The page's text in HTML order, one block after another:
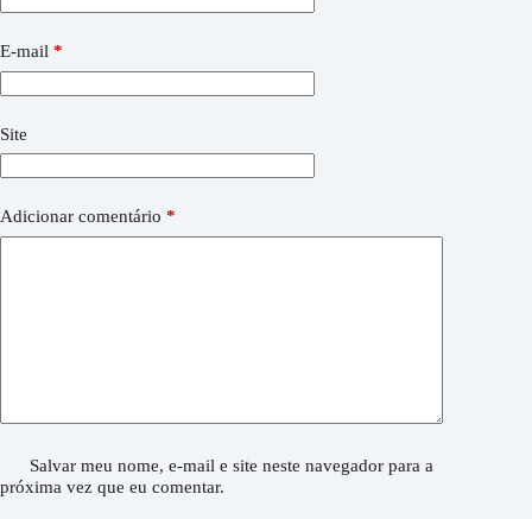
E-mail *
Site
Adicionar comentário *
Salvar meu nome, e-mail e site neste navegador para a
próxima vez que eu comentar.